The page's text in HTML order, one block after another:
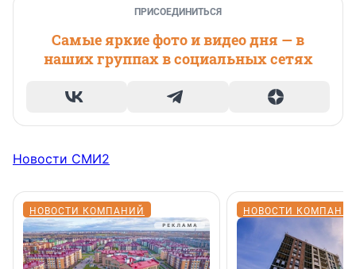
ПРИСОЕДИНИТЬСЯ
Самые яркие фото и видео дня — в
наших группах в социальных сетях
Новости СМИ2
НОВОСТИ КОМПАНИЙ НОВОСТИ